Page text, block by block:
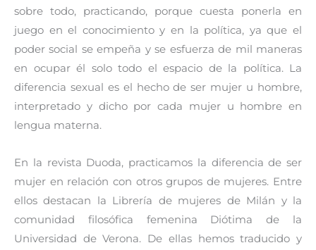
sobre todo, practicando, porque cuesta ponerla en
juego en el conocimiento y en la política, ya que el
poder social se empeña y se esfuerza de mil maneras
en ocupar él solo todo el espacio de la política. La
diferencia sexual es el hecho de ser mujer u hombre,
interpretado y dicho por cada mujer u hombre en
lengua materna.
En la revista Duoda, practicamos la diferencia de ser
mujer en relación con otros grupos de mujeres. Entre
ellos destacan la Librería de mujeres de Milán y la
comunidad filosófica femenina Diótima de la
Universidad de Verona. De ellas hemos traducido y